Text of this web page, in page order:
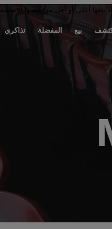
بيعها أعلى أو أقل من قيمتها الاسمية.
بيع المفضلة تذاكري